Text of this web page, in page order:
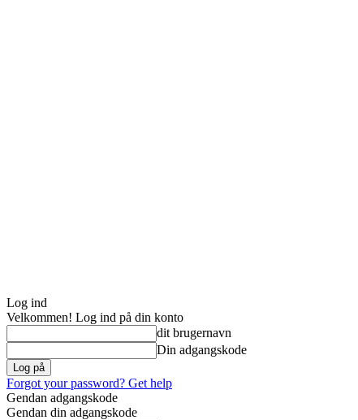
Log ind
Velkommen! Log ind på din konto
dit brugernavn
Din adgangskode
Forgot your password? Get help
Gendan adgangskode
Gendan din adgangskode